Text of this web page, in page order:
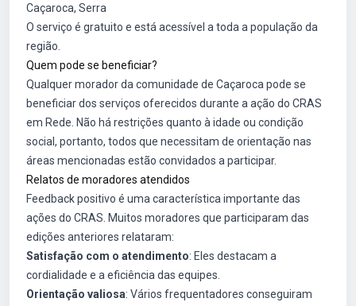
Caçaroca, Serra
O serviço é gratuito e está acessível a toda a população da
região.
Quem pode se beneficiar?
Qualquer morador da comunidade de Caçaroca pode se
beneficiar dos serviços oferecidos durante a ação do CRAS
em Rede. Não há restrições quanto à idade ou condição
social, portanto, todos que necessitam de orientação nas
áreas mencionadas estão convidados a participar.
Relatos de moradores atendidos
Feedback positivo é uma característica importante das
ações do CRAS. Muitos moradores que participaram das
edições anteriores relataram:
Satisfação com o atendimento: Eles destacam a
cordialidade e a eficiência das equipes.
Orientação valiosa: Vários frequentadores conseguiram